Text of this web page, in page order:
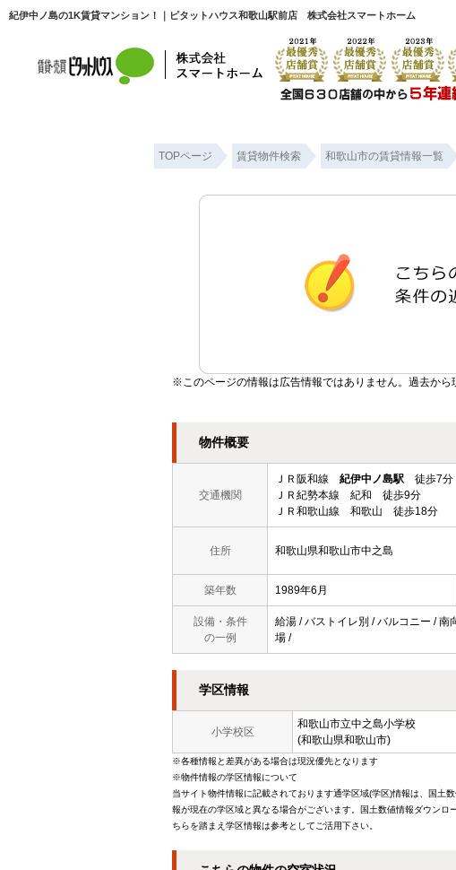
紀伊中ノ島の1K賃貸マンション！｜ピタットハウス和歌山駅前店 株式会社スマートホーム
TOPページ 賃貸物件検索 和歌山市の賃貸情報一覧
※このページの情報は広告情報ではありません。過去か
物件概要
交通機関
ＪＲ阪和線 紀伊中ノ島駅 徒歩7分
ＪＲ紀勢本線 紀和 徒歩9分
ＪＲ和歌山線 和歌山 徒歩18分
住所 和歌山県和歌山市中之島
築年数 1989年6月
設備・条件
の一例
給湯 / バストイレ別 / バルコニー /
場 /
学区情報
小学校区
和歌山市立中之島小学校
(和歌山県和歌山市)
※各種情報と差異がある場合は現況優先となります
※物件情報の学区情報について
当サイト物件情報に記載されております通学区域(学区)情報は、国
報が現在の学区域と異なる場合がございます。国土数値情報ダウン
ちらを踏まえ学区情報は参考としてご活用下さい。